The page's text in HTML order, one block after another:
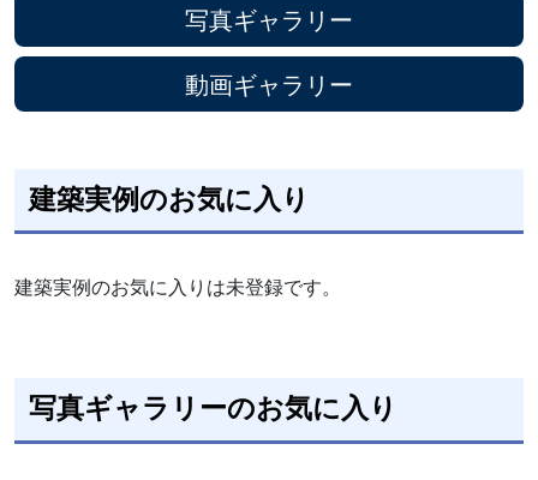
写真ギャラリー
動画ギャラリー
建築実例のお気に入り
建築実例のお気に入りは未登録です。
写真ギャラリーのお気に入り